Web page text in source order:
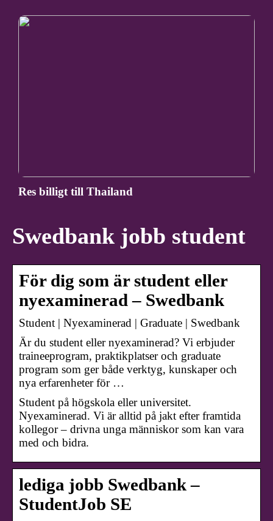
Res billigt till Thailand
Swedbank jobb student
För dig som är student eller
nyexaminerad – Swedbank
Student | Nyexaminerad | Graduate | Swedbank
Är du student eller nyexaminerad? Vi erbjuder
traineeprogram, praktikplatser och graduate
program som ger både verktyg, kunskaper och
nya erfarenheter för …
Student på högskola eller universitet.
Nyexaminerad. Vi är alltid på jakt efter framtida
kollegor – drivna unga människor som kan vara
med och bidra.
lediga jobb Swedbank –
StudentJob SE